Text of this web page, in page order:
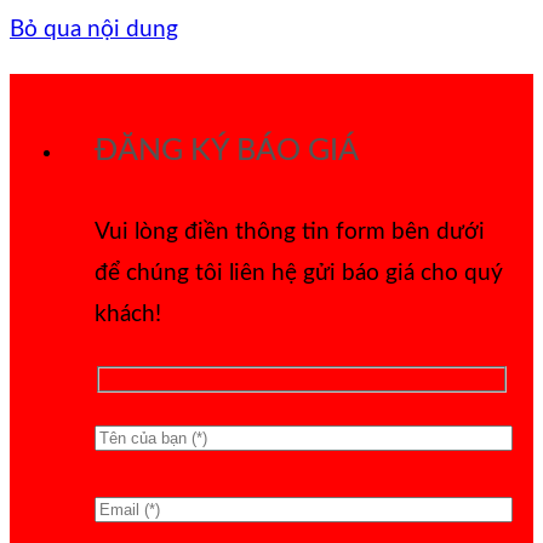
Bỏ qua nội dung
ĐĂNG KÝ BÁO GIÁ
Vui lòng điền thông tin form bên dưới
để chúng tôi liên hệ gửi báo giá cho quý
khách!